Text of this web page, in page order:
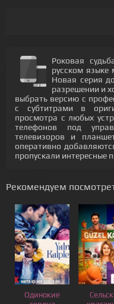
Роковая
русском
Новая серия
разрешении и
выбрать версию с
с субтитрами в
просмотра с любых
телефонов под
телевизоров и
оперативно
пропускали интересные
Рекомендуем
Одинокие